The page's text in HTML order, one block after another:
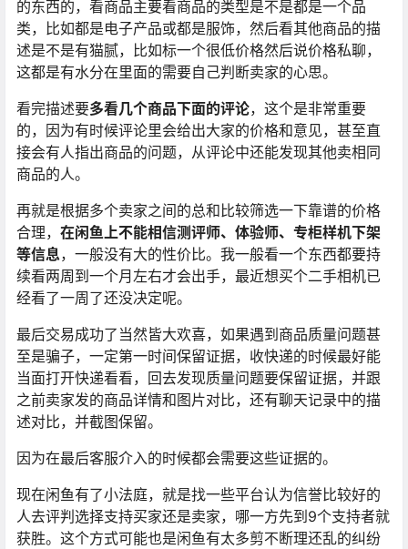
的东西的，看商品主要看商品的类型是不是都是一个品
类，比如都是电子产品或都是服饰，然后看其他商品的描
述是不是有猫腻，比如标一个很低价格然后说价格私聊，
这都是有水分在里面的需要自己判断卖家的心思。
看完描述要多看几个商品下面的评论，这个是非常重要
的，因为有时候评论里会给出大家的价格和意见，甚至直
接会有人指出商品的问题，从评论中还能发现其他卖相同
商品的人。
再就是根据多个卖家之间的总和比较筛选一下靠谱的价格
合理， 在闲鱼上不能相信测评师、体验师、专柜样机下架
等信息，一般没有大的性价比。我一般看一个东西都要持
续看两周到一个月左右才会出手，最近想买个二手相机已
经看了一周了还没决定呢。
最后交易成功了当然皆大欢喜，如果遇到商品质量问题甚
至是骗子，一定第一时间保留证据，收快递的时候最好能
当面打开快递看看，回去发现质量问题要保留证据，并跟
之前卖家发的商品详情和图片对比，还有聊天记录中的描
述对比，并截图保留。
因为在最后客服介入的时候都会需要这些证据的。
现在闲鱼有了小法庭，就是找一些平台认为信誉比较好的
人去评判选择支持买家还是卖家，哪一方先到9个支持者就
获胜。这个方式可能也是闲鱼有太多剪不断理还乱的纠纷